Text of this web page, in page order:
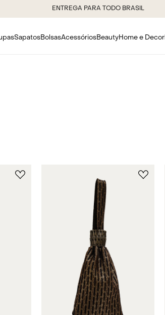
5% DE DESCONTO NO PIX
SapatosBolsasAcessóriosBeautyHome e Decor